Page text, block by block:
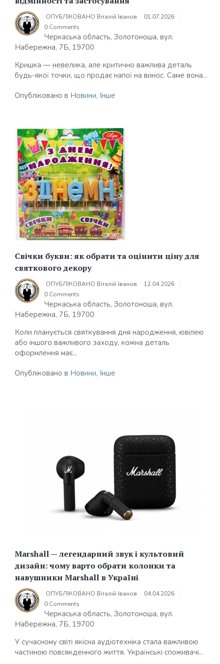
ОПУБЛІКОВАНО Віталій Іванов
01.07.2026
0 Comments
Черкаська область, Золотоноша, вул.
Набережна, 7Б, 19700
Кришка — невелика, але критично важлива деталь
будь-якої точки, що продає напої на винос. Саме вона...
Опубліковано в Новини, Інше
Свічки букви: як обрати та оцінити ціну для
святкового декору
ОПУБЛІКОВАНО Віталій Іванов
12.04.2026
0 Comments
Черкаська область, Золотоноша, вул.
Набережна, 7Б, 19700
Коли планується святкування дня народження, ювілею
або іншого важливого заходу, кожна деталь
оформлення має...
Опубліковано в Новини, Інше
Marshall — легендарний звук і культовий
дизайн: чому варто обрати колонки та
навушники Marshall в Україні
ОПУБЛІКОВАНО Віталій Іванов
04.04.2026
0 Comments
Черкаська область, Золотоноша, вул.
Набережна, 7Б, 19700
У сучасному світі якісна аудіотехніка стала важливою
частиною повсякденного життя. Українські споживачі...